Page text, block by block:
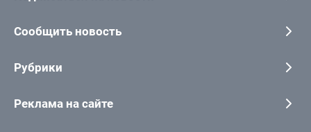
Сообщить новость
Рубрики
Реклама на сайте